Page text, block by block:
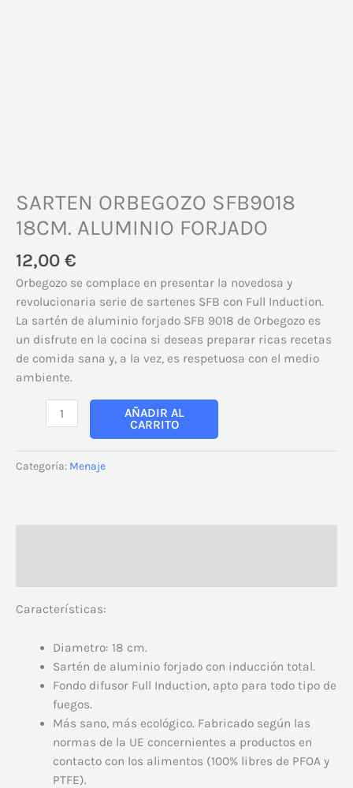
SARTEN ORBEGOZO SFB9018
18CM. ALUMINIO FORJADO
12,00 €
Orbegozo se complace en presentar la novedosa y
revolucionaria serie de sartenes SFB con Full Induction.
La sartén de aluminio forjado SFB 9018 de Orbegozo es
un disfrute en la cocina si deseas preparar ricas recetas
de comida sana y, a la vez, es respetuosa con el medio
ambiente.
AÑADIR AL
CARRITO
Categoría: Menaje
Características:
Diametro: 18 cm.
Sartén de aluminio forjado con inducción total.
Fondo difusor Full Induction, apto para todo tipo de
fuegos.
Más sano, más ecológico. Fabricado según las
normas de la UE concernientes a productos en
contacto con los alimentos (100% libres de PFOA y
PTFE).